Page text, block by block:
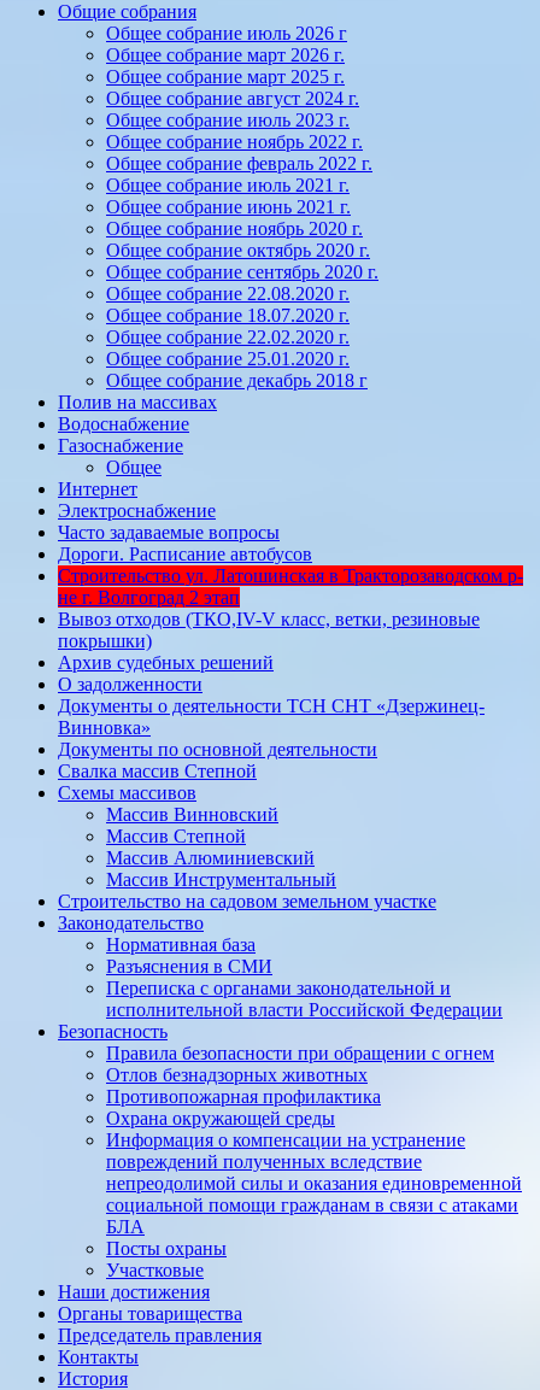
Общие собрания
Общее собрание июль 2026 г
Общее собрание март 2026 г.
Общее собрание март 2025 г.
Общее собрание август 2024 г.
Общее собрание июль 2023 г.
Общее собрание ноябрь 2022 г.
Общее собрание февраль 2022 г.
Общее собрание июль 2021 г.
Общее собрание июнь 2021 г.
Общее собрание ноябрь 2020 г.
Общее собрание октябрь 2020 г.
Общее собрание сентябрь 2020 г.
Общее собрание 22.08.2020 г.
Общее собрание 18.07.2020 г.
Общее собрание 22.02.2020 г.
Общее собрание 25.01.2020 г.
Общее собрание декабрь 2018 г
Полив на массивах
Водоснабжение
Газоснабжение
Общее
Интернет
Электроснабжение
Часто задаваемые вопросы
Дороги. Расписание автобусов
Строительство ул. Латошинская в Тракторозаводском р-
не г. Волгоград 2 этап
Вывоз отходов (ТКО,IV-V класс, ветки, резиновые
покрышки)
Архив судебных решений
О задолженности
Документы о деятельности ТСН СНТ «Дзержинец-
Винновка»
Документы по основной деятельности
Свалка массив Степной
Схемы массивов
Массив Винновский
Массив Степной
Массив Алюминиевcкий
Массив Инструментальный
Строительство на садовом земельном участке
Законодательство
Нормативная база
Разъяснения в СМИ
Переписка с органами законодательной и
исполнительной власти Российской Федерации
Безопасность
Правила безопасности при обращении с огнем
Отлов безнадзорных животных
Противопожарная профилактика
Охрана окружающей среды
Информация о компенсации на устранение
повреждений полученных вследствие
непреодолимой силы и оказания единовременной
социальной помощи гражданам в связи с атаками
БЛА
Посты охраны
Участковые
Наши достижения
Органы товарищества
Председатель правления
Контакты
История